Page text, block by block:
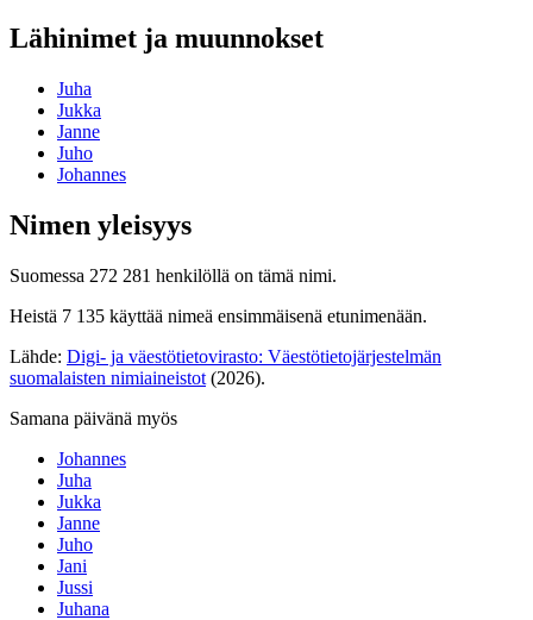
Lähinimet ja muunnokset
Juha
Jukka
Janne
Juho
Johannes
Nimen yleisyys
Suomessa 272 281 henkilöllä on tämä nimi.
Heistä 7 135 käyttää nimeä ensimmäisenä etunimenään.
Lähde: Digi- ja väestötietovirasto: Väestötietojärjestelmän
suomalaisten nimiaineistot (2026).
Samana päivänä myös
Johannes
Juha
Jukka
Janne
Juho
Jani
Jussi
Juhana